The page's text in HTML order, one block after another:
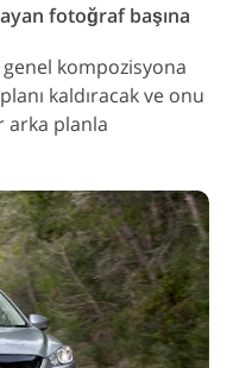
fotoğraf başına
kompozisyona
kaldıracak ve onu
arka planla